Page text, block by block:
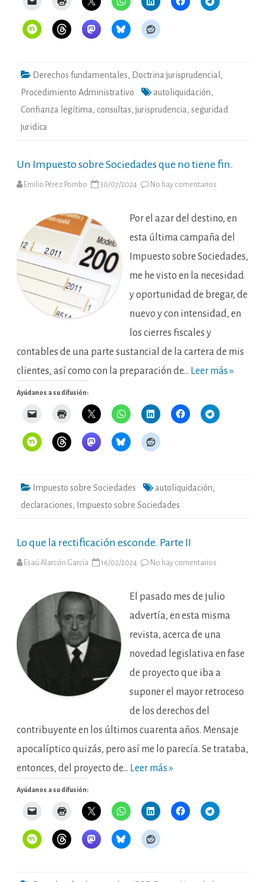
Derechos fundamentales, Doctrina jurisprudencial ,
Procedimiento Administrativo
autoliquidación,
Confianza legítima , consultas,jurisprudencia , seguridad
juridica
Un Impuesto sobre Sociedades que no tiene fin.
Emilio Pérez Pombo 30/07/2024 No hay comentarios
Sociedades
que
no
tiene
fin.
Por el azar del destino, en
esta última campaña del
Impuesto sobre Sociedades,
me he visto en la necesidad
y oportunidad de bregar, de
nuevo y con intensidad, en
los cierres fiscales y
contables de una parte sustancial de la cartera de mis
clientes, así como con la preparación de… Leer más »
Ayúdanos a su difusión:
Impuesto sobre Sociedades autoliquidación,
declaraciones, Impuesto sobre Sociedades
Lo que la rectificación esconde. Parte II
Esaú Alarcón García 16/02/2024 No hay comentarios
rectificación
Parte
II
El pasado mes de julio
advertía, en esta misma
revista, acerca de una
novedad legislativa en fase
de proyecto que iba a
suponer el mayor retroceso
de los derechos del
contribuyente en los últimos cuarenta años. Mensaje
apocalíptico quizás, pero así me lo parecía. Se trataba,
entonces, del proyecto de… Leer más »
Ayúdanos a su difusión: